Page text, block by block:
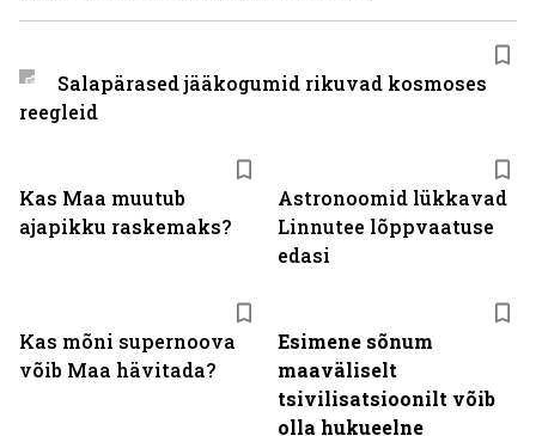
Kas Maa muutub
ajapikku raskemaks?
Astronoomid lükkavad
Linnutee lõppvaatuse
edasi
Kas mõni supernoova
võib Maa hävitada?
Esimene sõnum
maaväliselt
tsivilisatsioonilt võib
olla hukueelne
Salapärased jääkogumid rikuvad kosmoses
reegleid